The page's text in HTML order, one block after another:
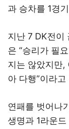
과 승차를 1경
지난 7 DK전이
은 “승리가 필
지는 않았지만,
아 다행”이라
연패를 벗어나
생명과 1라운